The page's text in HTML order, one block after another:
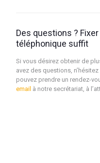
Des questions ?
téléphonique suffit
Si vous désirez obtenir de
avez des questions, n’hésitez
pouvez prendre un rendez-
email à notre secrétariat, à